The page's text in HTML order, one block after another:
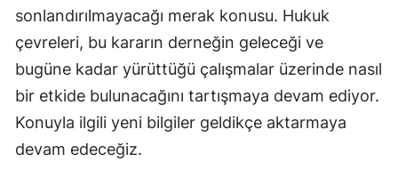
sonlandırılmayacağı merak konusu. Hukuk
çevreleri, bu kararın derneğin geleceği ve
bugüne kadar yürüttüğü çalışmalar üzerinde nasıl
bir etkide bulunacağını tartışmaya devam ediyor.
Konuyla ilgili yeni bilgiler geldikçe aktarmaya
devam edeceğiz.